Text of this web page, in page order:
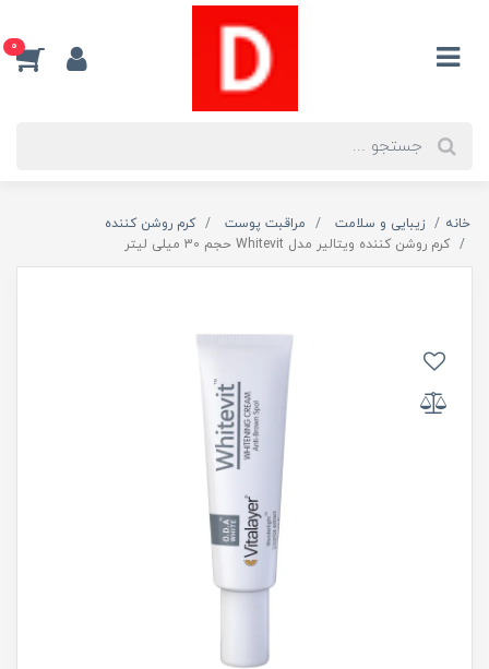
0
خانه زیبایی و سلامت مراقبت پوست
کرم روشن کننده
کرم روشن کننده ویتالیر مدل Whitevit حجم 30 میلی لیتر